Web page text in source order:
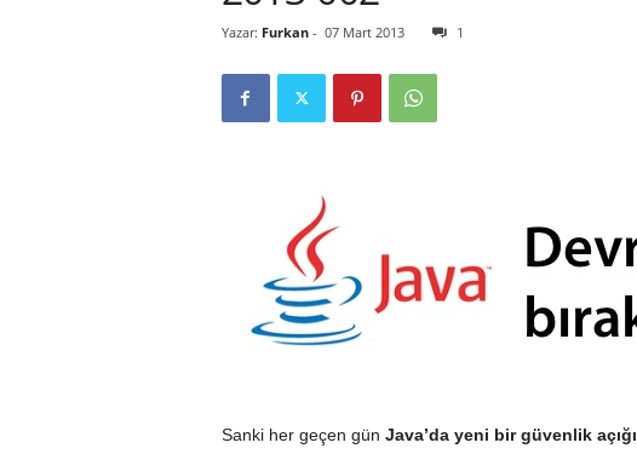
Yazar: Furkan- 07 Mart 2013 1
Sanki her geçen gün Java’da yeni bir güvenlik açığı